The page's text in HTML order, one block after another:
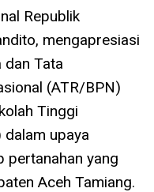
Republik
mengapresiasi
dan Tata
(ATR/BPN)
Tinggi
dalam upaya
pertanahan yang
Aceh Tamiang.